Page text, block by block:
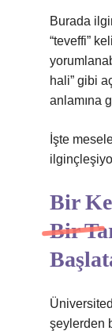
Burada
“teveffi”
hali” gibi
anlamına
İşte
Bir
Bir
şeylerden